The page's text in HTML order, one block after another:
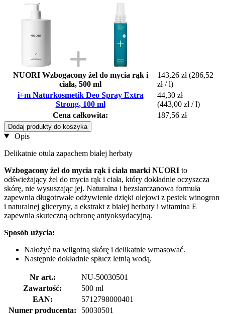
NUORI Wzbogacony żel do mycia rąk i
ciała, 500 ml
143,26 zł (286,52
zł / l)
i+m Naturkosmetik Deo Spray Extra
Strong, 100 ml
44,30 zł
(443,00 zł / l)
Cena całkowita:
187,56 zł
Dodaj produkty do koszyka
Opis
Delikatnie otula zapachem białej herbaty
Wzbogacony żel do mycia rąk i ciała marki NUORI to
odświeżający żel do mycia rąk i ciała, który dokładnie oczyszcza
skórę, nie wysuszając jej. Naturalna i bezsiarczanowa formuła
zapewnia długotrwałe odżywienie dzięki olejowi z pestek winogron
i naturalnej gliceryny, a ekstrakt z białej herbaty i witamina E
zapewnia skuteczną ochronę antyoksydacyjną.
Sposób użycia:
Nałożyć na wilgotną skórę i delikatnie wmasować.
Następnie dokładnie spłucz letnią wodą.
Nr art.:
NU-50030501
Zawartość:
500 ml
EAN:
5712798000401
Numer producenta:
50030501